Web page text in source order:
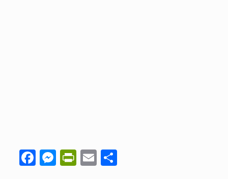
Facebook
Messenger
PrintFriendly
EmailShare